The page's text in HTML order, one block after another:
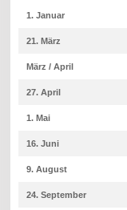
1. Januar
21. März
März / April
27. April
1. Mai
16. Juni
9. August
24. September